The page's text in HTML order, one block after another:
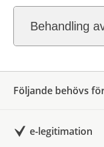
Behandling
Följande behövs
e-legitimation